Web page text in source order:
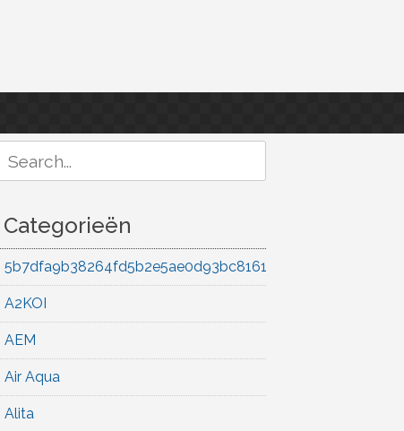
for:
Categorieën
5b7dfa9b38264fd5b2e5ae0d93bc8161
A2KOI
AEM
Air Aqua
Alita